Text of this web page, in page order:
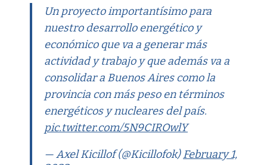
Un proyecto importantísimo para
nuestro desarrollo energético y
económico que va a generar más
actividad y trabajo y que además va a
consolidar a Buenos Aires como la
provincia con más peso en términos
energéticos y nucleares del país.
pic.twitter.com/5N9CIROwlY
— Axel Kicillof (@Kicillofok)February 1,